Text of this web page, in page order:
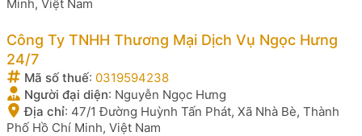
Minh, Việt Nam
Công Ty TNHH Thương Mại Dịch Vụ Ngọc Hưng
24/7
Mã số thuế: 0319594238
Người đại diện: Nguyễn Ngọc Hưng
Địa chỉ: 47/1 Đường Huỳnh Tấn Phát, Xã Nhà Bè, Thành
Phố Hồ Chí Minh, Việt Nam